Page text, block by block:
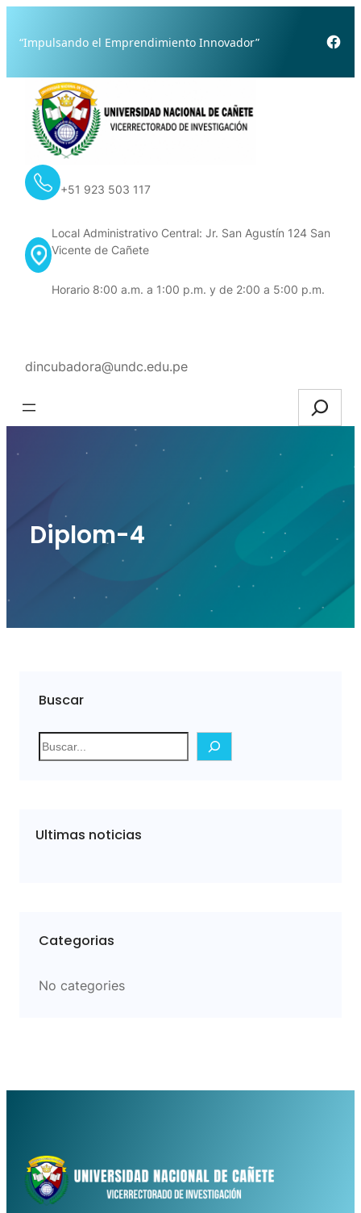
content
“Impulsando el Emprendimiento Innovador”
+51 923 503 117
Local Administrativo Central: Jr. San Agustín 124 San
Vicente de Cañete
Horario 8:00 a.m. a 1:00 p.m. y de 2:00 a 5:00 p.m.
dincubadora@undc.edu.pe
Search
Diplom-4
Buscar
S
e
h
Ultimas noticias
Categorias
No categories